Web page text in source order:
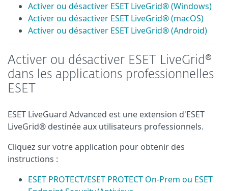
Activer ou désactiver ESET LiveGrid® (Windows)
Activer ou désactiver ESET LiveGrid® (macOS)
Activer ou désactiver ESET LiveGrid® (Android)
Activer ou désactiver ESET LiveGrid®
dans les applications professionnelles
ESET
ESET LiveGuard Advanced est une extension d'ESET
LiveGrid® destinée aux utilisateurs professionnels.
Cliquez sur votre application pour obtenir des
instructions :
ESET PROTECT/ESET PROTECT On-Prem ou ESET